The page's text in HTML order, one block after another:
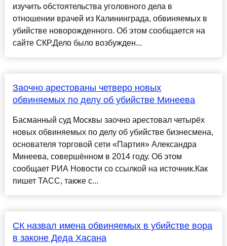
изучить обстоятельства уголовного дела в
отношении врачей из Калининграда, обвиняемых в
убийстве новорожденного. Об этом сообщается на
сайте СКР.Дело было возбужден...
Заочно арестованы четверо новых
обвиняемых по делу об убийстве Минеева
Басманный суд Москвы заочно арестовал четырёх
новых обвиняемых по делу об убийстве бизнесмена,
основателя торговой сети «Партия» Александра
Минеева, совершённом в 2014 году. Об этом
сообщает РИА Новости со ссылкой на источник.Как
пишет ТАСС, также с...
СК назвал имена обвиняемых в убийстве вора
в законе Деда Хасана